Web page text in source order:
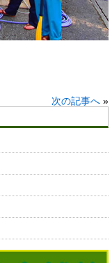
次の記事へ »